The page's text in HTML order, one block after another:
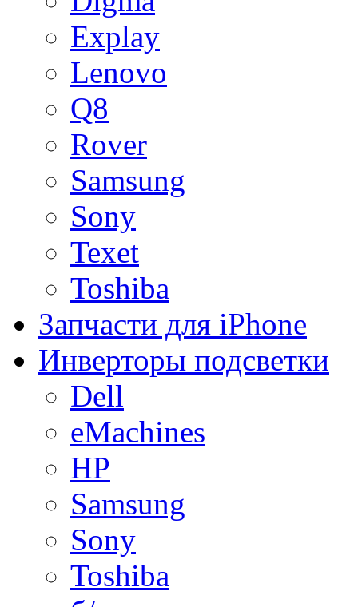
Explay
Lenovo
Q8
Rover
Samsung
Sony
Texet
Toshiba
Запчасти для iPhone
Инверторы подсветки
Dell
eMachines
HP
Samsung
Sony
Toshiba